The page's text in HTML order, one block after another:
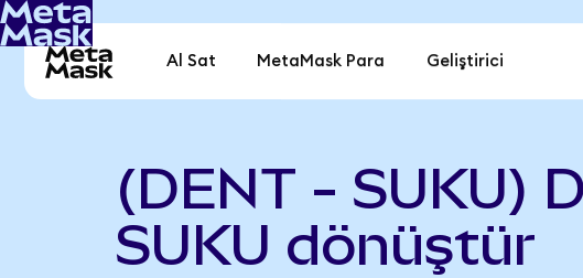
Al Sat MetaMask Para Geliştirici
(DENT - SUKU)
SUKU dönüştür